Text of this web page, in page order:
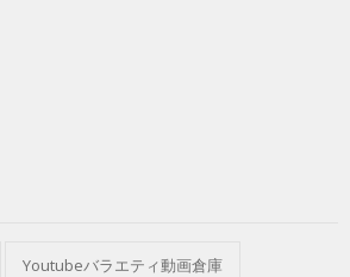
Youtubeバラエティ動画倉庫